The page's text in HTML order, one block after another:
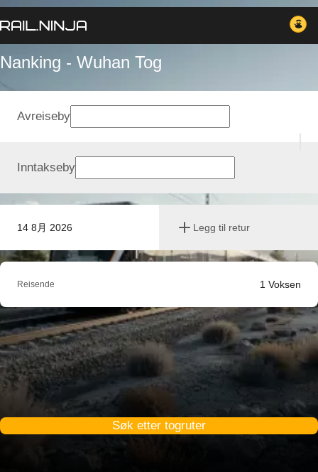
Nanking - Wuhan Tog
14 8月 2026 Legg til retur
Avreiseby
Inntakseby
Reisende 1 Voksen
Søk etter togruter